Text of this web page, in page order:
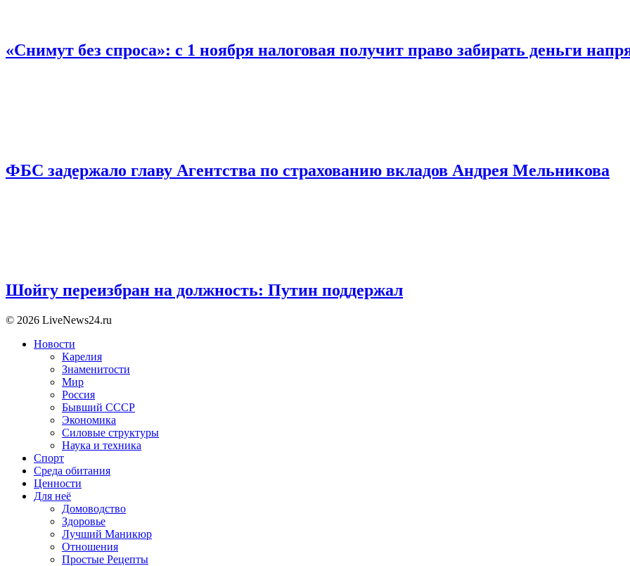
«Снимут без спроса»: с 1 ноября налоговая получит право забирать деньги
ФБС задержало главу Агентства по страхованию вкладов Андрея Мельникова
Шойгу переизбран на должность: Путин поддержал
© 2026 LiveNews24.ru
Новости
Карелия
Знаменитости
Мир
Россия
Бывший СССР
Экономика
Силовые структуры
Наука и техника
Спорт
Среда обитания
Ценности
Для неё
Домоводство
Здоровье
Лучший Маникюр
Отношения
Простые Рецепты